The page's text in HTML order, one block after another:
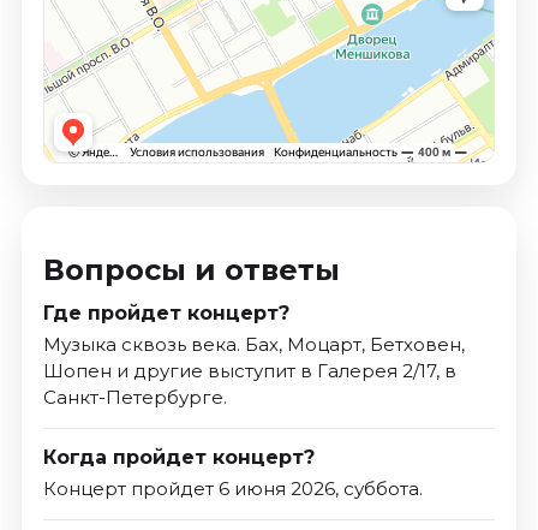
Вопросы и ответы
Где пройдет концерт?
Музыка сквозь века. Бах, Моцарт, Бетховен,
Шопен и другие выступит в Галерея 2/17, в
Санкт-Петербурге.
Когда пройдет концерт?
Концерт пройдет 6 июня 2026, суббота.